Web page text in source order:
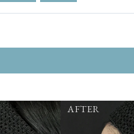
AFTER